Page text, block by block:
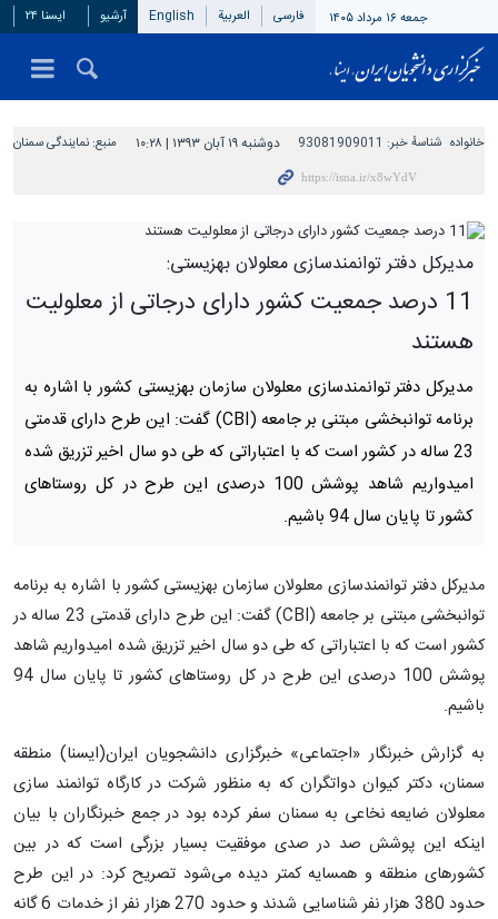
جمعه ۱۶ مرداد ۱۴۰۵ فارسی العربیة English آرشیو ایسنا ۲۴
خانواده شناسهٔ خبر: 93081909011 دوشنبه ۱۹ آبان ۱۳۹۳ | ۱۰:۲۸ منبع: نمایندگی سمنان
مدیرکل دفتر توانمندسازی معلولان بهزیستی:
11 درصد جمعیت کشور دارای درجاتی از معلولیت
هستند
مدیرکل دفتر توانمندسازی معلولان سازمان بهزیستی کشور با اشاره به
برنامه توانبخشی مبتنی بر جامعه (CBI) گفت: این طرح دارای قدمتی
23 ساله در کشور است که با اعتباراتی که طی دو سال اخیر تزریق شده
امیدواریم شاهد پوشش 100 درصدی این طرح در کل روستاهای
کشور تا پایان سال 94 باشیم.
مدیرکل دفتر توانمندسازی معلولان سازمان بهزیستی کشور با اشاره به برنامه
توانبخشی مبتنی بر جامعه (CBI) گفت: این طرح دارای قدمتی 23 ساله در
کشور است که با اعتباراتی که طی دو سال اخیر تزریق شده امیدواریم شاهد
پوشش 100 درصدی این طرح در کل روستاهای کشور تا پایان سال 94
باشیم.
به گزارش خبرنگار «اجتماعی» خبرگزاری دانشجویان ایران(ایسنا) منطقه
سمنان، دکتر کیوان دواتگران که به منظور شرکت در کارگاه توانمند سازی
معلولان ضایعه نخاعی به سمنان سفر کرده بود در جمع خبرنگاران با بیان
اینکه این پوشش صد در صدی موفقیت بسیار بزرگی است که در بین
کشورهای منطقه و همسایه کمتر دیده می‌شود تصریح کرد: در این طرح
حدود 380 هزار نفر شناسایی شدند و حدود 270 هزار نفر از خدمات 6 گانه